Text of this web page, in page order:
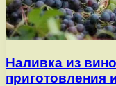
Наливка из
приготовления